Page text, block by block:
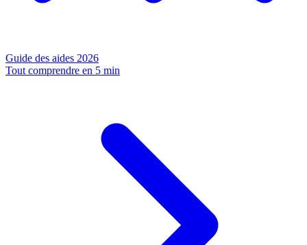
Guide des aides 2026
Tout comprendre en 5 min